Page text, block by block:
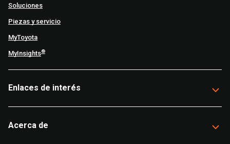
Soluciones
Piezas y servicio
MyToyota
MyInsights®
Enlaces de interés
Acerca de